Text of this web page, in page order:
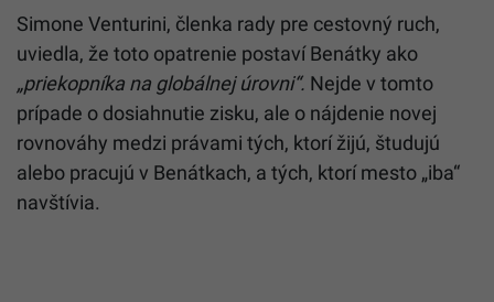
Simone Venturini, členka rady pre cestovný ruch,
uviedla, že toto opatrenie postaví Benátky ako
„priekopníka na globálnej úrovni“. Nejde v tomto
prípade o dosiahnutie zisku, ale o nájdenie novej
rovnováhy medzi právami tých, ktorí žijú, študujú
alebo pracujú v Benátkach, a tých, ktorí mesto „iba“
navštívia.